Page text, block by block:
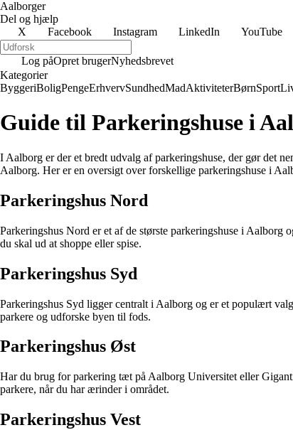
Aalborger
Del og hjælp
X
Facebook Instagram LinkedIn YouTube
Log påOpret brugerNyhedsbrevet
Kategorier
ByggeriBoligPengeErhvervSundhedMadAktiviteterBørnSport
Guide til Parkeringshuse i
I Aalborg er der et bredt udvalg af parkeringshuse, der gør det
Aalborg. Her er en oversigt over forskellige parkeringshuse i
Parkeringshus Nord
Parkeringshus Nord er et af de største parkeringshuse i Aalborg
du skal ud at shoppe eller spise.
Parkeringshus Syd
Parkeringshus Syd ligger centralt i Aalborg og er et populært
parkere og udforske byen til fods.
Parkeringshus Øst
Har du brug for parkering tæt på Aalborg Universitet eller
parkere, når du har ærinder i området.
Parkeringshus Vest